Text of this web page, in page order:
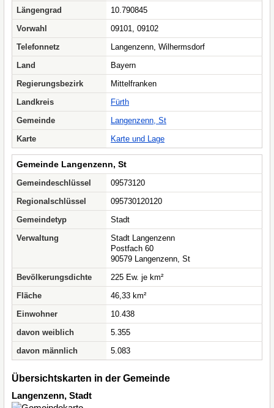
Längengrad
10.790845
Vorwahl
09101, 09102
Telefonnetz
Langenzenn, Wilhermsdorf
Land
Bayern
Regierungsbezirk
Mittelfranken
Landkreis
Fürth
Gemeinde
Langenzenn, St
Karte
Karte und Lage
Gemeinde Langenzenn, St
Gemeindeschlüssel
09573120
Regionalschlüssel
095730120120
Gemeindetyp
Stadt
Verwaltung
Stadt Langenzenn
Postfach 60
90579 Langenzenn, St
Bevölkerungsdichte
225 Ew. je km²
Fläche
46,33 km²
Einwohner
10.438
davon weiblich
5.355
davon männlich
5.083
Übersichtskarten in der Gemeinde
Langenzenn, Stadt